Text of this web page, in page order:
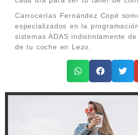
Carrocerías Fernández Copé
especializados en la
sistemas ADAS indistintamente
de tu coche en Lezo.